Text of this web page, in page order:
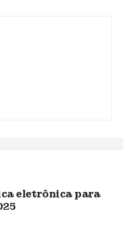
eletrônica para